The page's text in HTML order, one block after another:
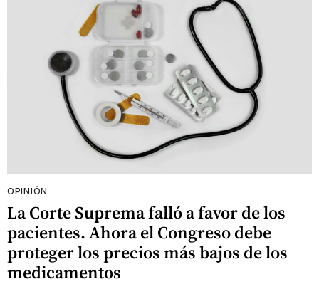
OPINIÓN
La Corte Suprema falló a favor de los
pacientes. Ahora el Congreso debe
proteger los precios más bajos de los
medicamentos